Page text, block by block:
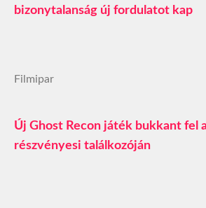
bizonytalanság új fordulatot kap
Filmipar
Új Ghost Recon játék bukkant fel
részvényesi találkozóján